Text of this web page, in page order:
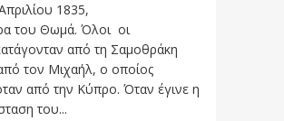
1835,
του Θωμά. Όλοι οι
από τη Σαμοθράκη
τον Μιχαήλ, ο οποίος
από την Κύπρο. Όταν έγινε η
του...